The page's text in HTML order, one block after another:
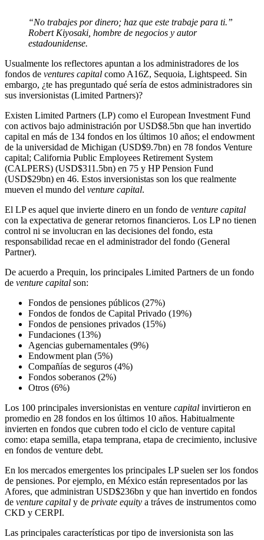
“No trabajes por dinero; haz que este trabaje para ti.”
Robert Kiyosaki, hombre de negocios y autor
estadounidense.
Usualmente los reflectores apuntan a los administradores de los
fondos de ventures capital como A16Z, Sequoia, Lightspeed. Sin
embargo, ¿te has preguntado qué sería de estos administradores sin
sus inversionistas (Limited Partners)?
Existen Limited Partners (LP) como el European Investment Fund
con activos bajo administración por USD$8.5bn que han invertido
capital en más de 134 fondos en los últimos 10 años; el endowment
de la universidad de Michigan (USD$9.7bn) en 78 fondos Venture
capital; California Public Employees Retirement System
(CALPERS) (USD$311.5bn) en 75 y HP Pension Fund
(USD$29bn) en 46. Estos inversionistas son los que realmente
mueven el mundo del venture capital.
El LP es aquel que invierte dinero en un fondo de venture capital
con la expectativa de generar retornos financieros. Los LP no tienen
control ni se involucran en las decisiones del fondo, esta
responsabilidad recae en el administrador del fondo (General
Partner).
De acuerdo a Prequin, los principales Limited Partners de un fondo
de venture capital son:
Fondos de pensiones públicos (27%)
Fondos de fondos de Capital Privado (19%)
Fondos de pensiones privados (15%)
Fundaciones (13%)
Agencias gubernamentales (9%)
Endowment plan (5%)
Compañías de seguros (4%)
Fondos soberanos (2%)
Otros (6%)
Los 100 principales inversionistas en venture capital invirtieron en
promedio en 28 fondos en los últimos 10 años. Habitualmente
invierten en fondos que cubren todo el ciclo de venture capital
como: etapa semilla, etapa temprana, etapa de crecimiento, inclusive
en fondos de venture debt.
En los mercados emergentes los principales LP suelen ser los fondos
de pensiones. Por ejemplo, en México están representados por las
Afores, que administran USD$236bn y que han invertido en fondos
de venture capital y de private equity a tráves de instrumentos como
CKD y CERPI.
Las principales características por tipo de inversionista son las